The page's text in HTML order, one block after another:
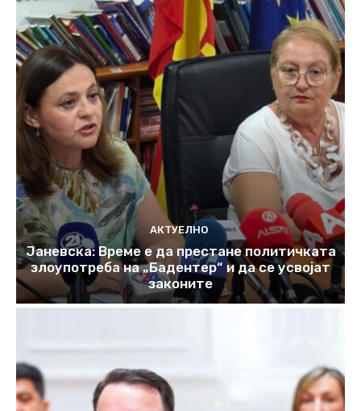
АКТУЕЛНО
Јаневска: Време е да престане политичката
злоупотреба на „Бадентер“ и да се усвојат
законите